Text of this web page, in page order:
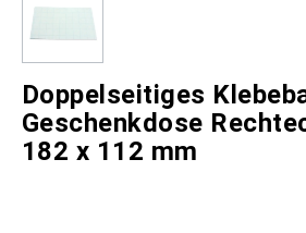
Doppelseitiges
Geschenkdose
182 x 112 mm